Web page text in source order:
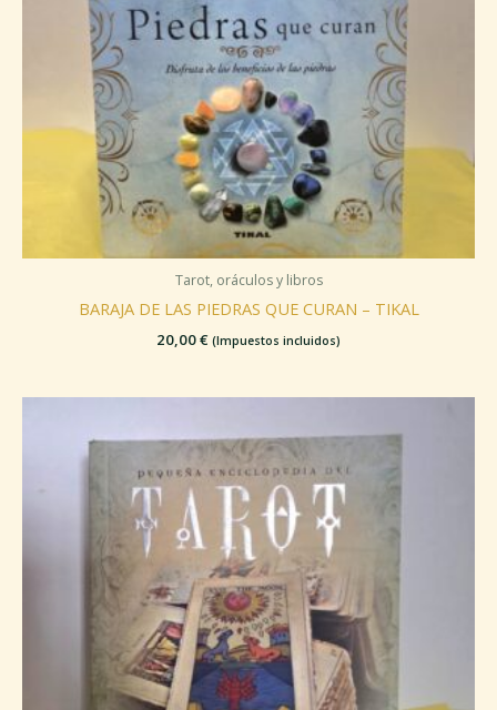
Tarot, oráculos y libros
BARAJA DE LAS PIEDRAS QUE CURAN – TIKAL
20,00€ (Impuestos incluidos)